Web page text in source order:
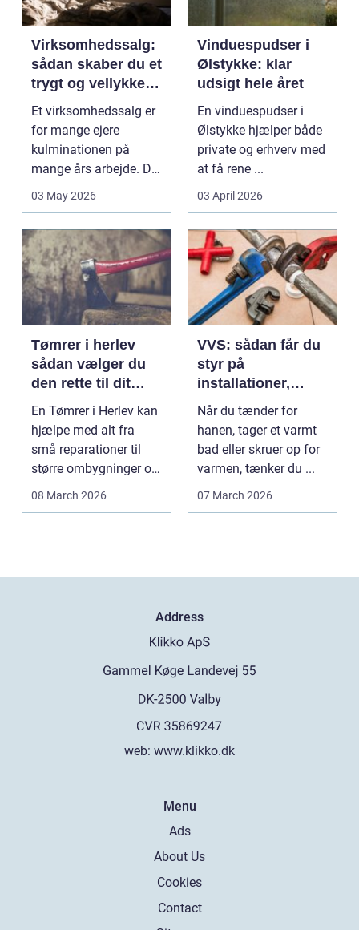
Virksomhedssalg:
sådan skaber du et
trygt og vellykket
salg
Et virksomhedssalg er
for mange ejere
kulminationen på
mange års arbejde. Det
kan være en planlagt
03 May 2026
Vinduespudser i
Ølstykke: klar
udsigt hele året
En vinduespudser i
Ølstykke hjælper både
private og erhverv med
at få rene ...
03 April 2026
Tømrer i herlev
sådan vælger du
den rette til dit
projekt
En Tømrer i Herlev kan
hjælpe med alt fra
små reparationer til
større ombygninger og
tilbygninger. N...
08 March 2026
VVS: sådan får du
styr på
installationer,
komfort og
energiforbrug
Når du tænder for
hanen, tager et varmt
bad eller skruer op for
varmen, tænker du ...
07 March 2026
Address
web: www.klikko.dk
Menu
Ads
About Us
Cookies
Contact